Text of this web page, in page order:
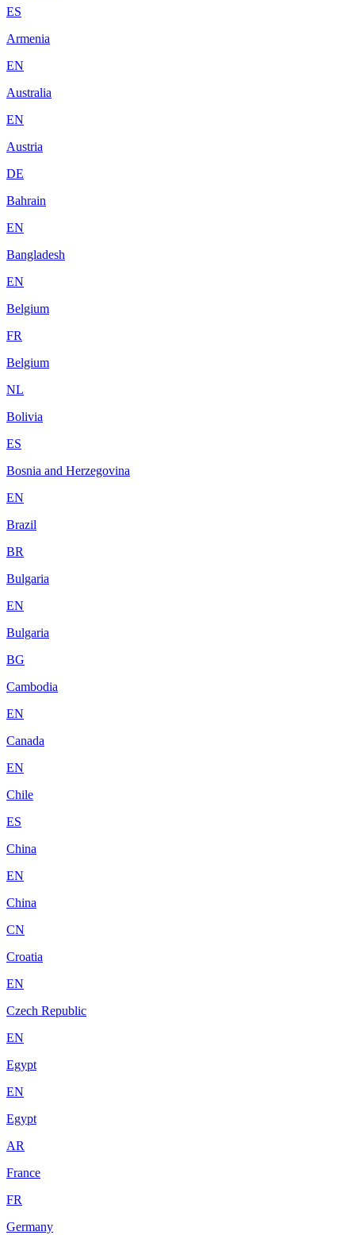
ES
Armenia
EN
Australia
EN
Austria
DE
Bahrain
EN
Bangladesh
EN
Belgium
FR
Belgium
NL
Bolivia
ES
Bosnia and Herzegovina
EN
Brazil
BR
Bulgaria
EN
Bulgaria
BG
Cambodia
EN
Canada
EN
Chile
ES
China
EN
China
CN
Croatia
EN
Czech Republic
EN
Egypt
EN
Egypt
AR
France
FR
Germany